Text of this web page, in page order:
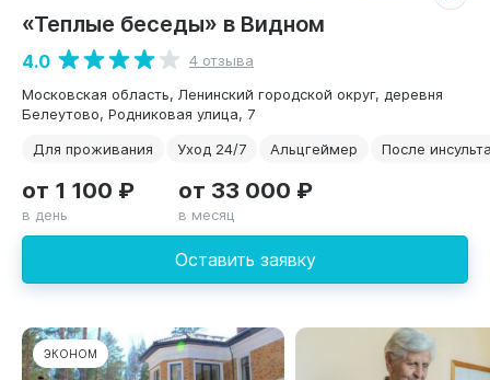
«Теплые беседы» в Видном
4.0
4 отзыва
Московская область, Ленинский городской округ, деревня
Белеутово, Родниковая улица, 7
Для проживания
Уход 24/7 Альцгеймер После
Оставить заявку
от 1 100 ₽
в день
от 33 000 ₽
в месяц
ЭКОНОМ